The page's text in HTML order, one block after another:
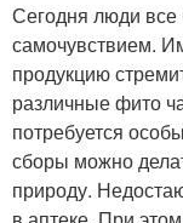
Сегодня люди все
самочувствием.
продукцию
различные фито
потребуется
сборы можно
природу.